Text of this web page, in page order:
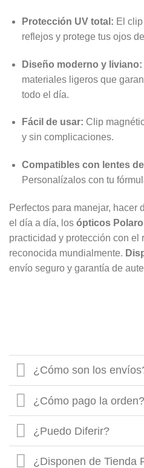
Protección UV total: El
reflejos y protege tus ojos
Diseño moderno y liviano:
materiales ligeros que
todo el día.
Fácil de usar: Clip
y sin complicaciones.
Compatibles con lentes
Personalízalos con tu
Perfectos para manejar, hacer
el día a día, los ópticos
practicidad y protección con el
reconocida mundialmente.
envío seguro y garantía de
¿Cómo son los
¿Cómo pago la orden?
¿Puedo Diferir?
¿Disponen de Tienda